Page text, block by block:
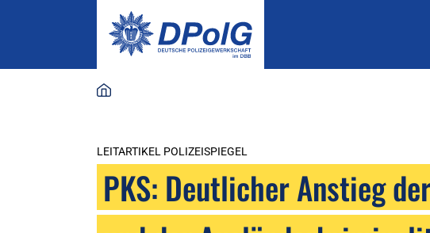
LEITARTIKEL POLIZEISPIEGEL
PKS: Deutlicher Anstieg